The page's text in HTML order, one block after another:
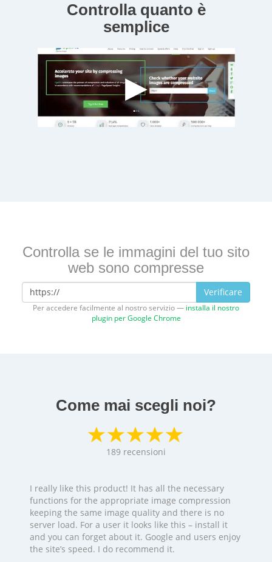
Controlla quanto è
semplice
Controlla se le immagini del tuo sito
web sono compresse
Verificare
Per accedere facilmente al nostro servizio — installa il nostro
plugin per Google Chrome
Come mai scegli noi?
189 recensioni
I really like this product! It has all the necessary
functions for the appropriate image compression
keeping the same image quality and there is no
server load. For a user it looks like this – install it
and you can forget about it. Google and users enjoy
the site’s speed. I do recommend it.